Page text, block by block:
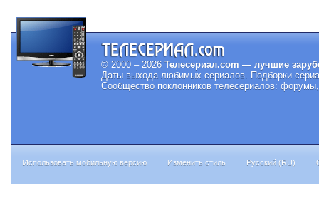
© 2000 – 2026 Телесериал.com — лучшие
Даты выхода любимых сериалов. Подборки
Сообщество поклонников телесериалов:
Использовать мобильную версию Изменить стиль Русский (RU)